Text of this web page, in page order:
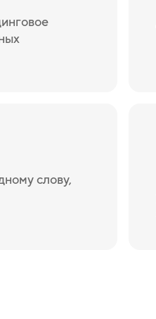
слову,